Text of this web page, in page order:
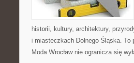
historii, kultury, architektury,
i miasteczkach Dolnego Śląska.
Moda Wrocław nie ogranicza się